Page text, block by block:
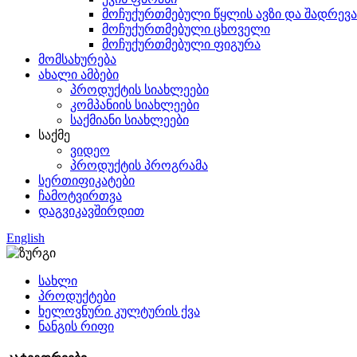
მოჩუქურთმებული წყლის ავზი და
მოჩუქურთმებული ცხოველი
მოჩუქურთმებული ფიგურა
მომსახურება
ახალი ამბები
პროდუქტის სიახლეები
კომპანიის სიახლეები
საქმიანი სიახლეები
საქმე
ვიდეო
პროდუქტის პროგრამა
სერთიფიკატები
ჩამოტვირთვა
დაგვიკავშირდით
English
სახლი
პროდუქტები
ხელოვნური კულტურის ქვა
ნანგის რიფი